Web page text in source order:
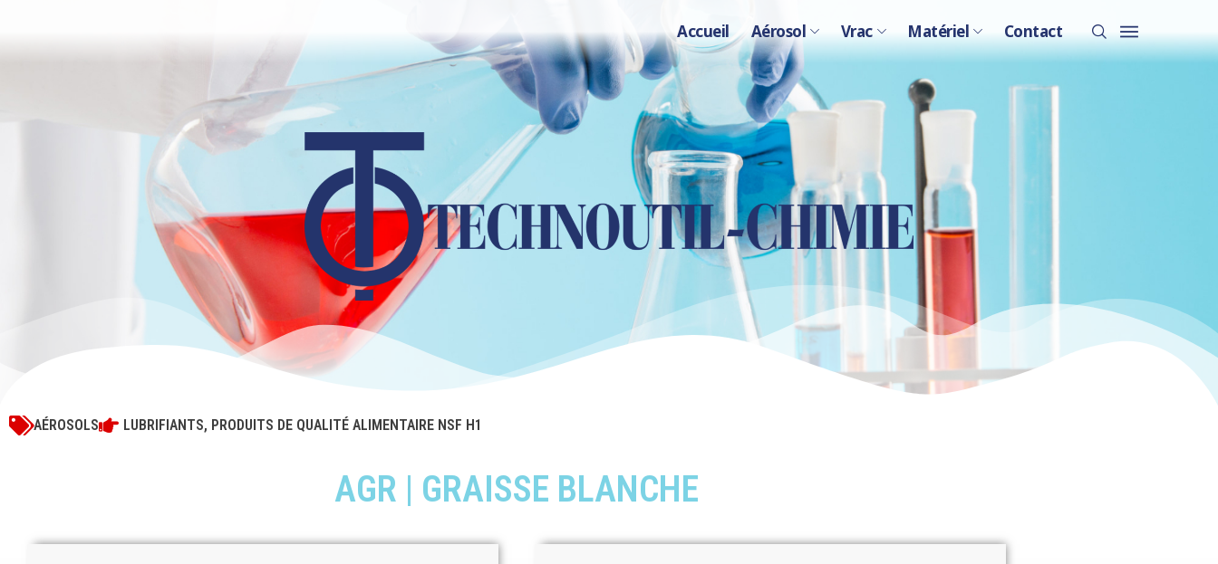
Accueil Aérosol Vrac Matériel Contact
AÉROSOLS LUBRIFIANTS, PRODUITS DE QUALITÉ ALIMENTAIRE NSF H1
AGR | GRAISSE BLANCHE